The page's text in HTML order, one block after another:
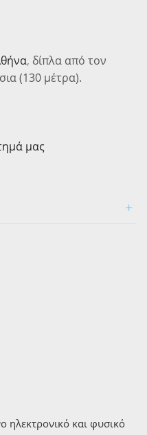
, δίπλα από τον
(130 μέτρα).
μας
ηλεκτρονικό και φυσικό